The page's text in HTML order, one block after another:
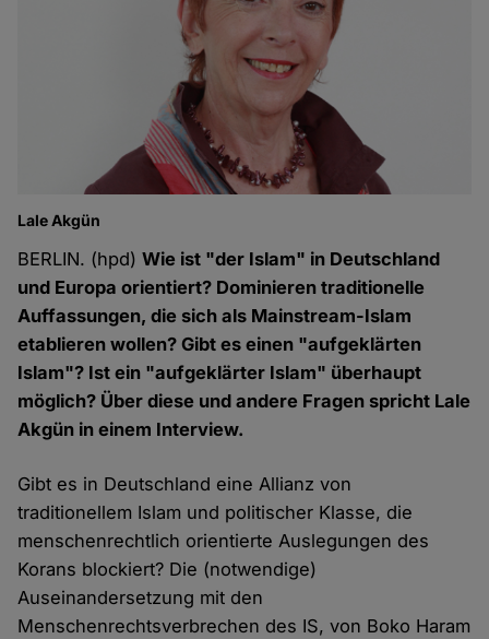
Lale Akgün
BERLIN. (hpd)Wie ist "der Islam" in Deutschland
und Europa orientiert? Dominieren traditionelle
Auffassungen, die sich als Mainstream-Islam
etablieren wollen? Gibt es einen "aufgeklärten
Islam"? Ist ein "aufgeklärter Islam" überhaupt
möglich? Über diese und andere Fragen spricht Lale
Akgün in einem Interview.
Gibt es in Deutschland eine Allianz von
traditionellem Islam und politischer Klasse, die
menschenrechtlich orientierte Auslegungen des
Korans blockiert? Die (notwendige)
Auseinandersetzung mit den
Menschenrechtsverbrechen des IS, von Boko Haram